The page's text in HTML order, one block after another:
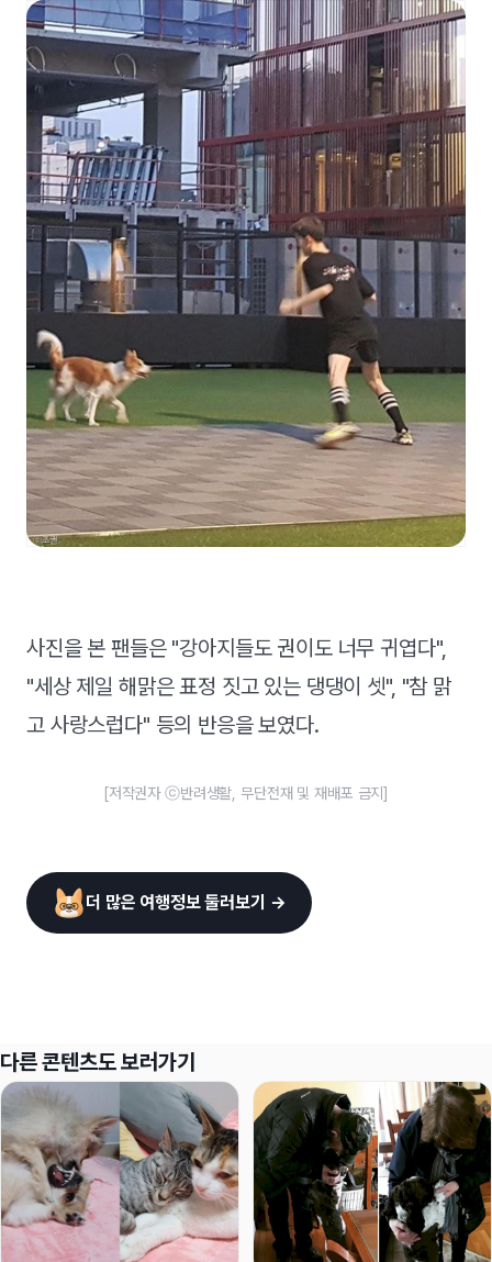
사진을 본 팬들은 "강아지들도 권이도 너무 귀엽다",
"세상 제일 해맑은 표정 짓고 있는 댕댕이 셋", "참 맑
고 사랑스럽다" 등의 반응을 보였다.
[저작권자 ⓒ반려생활, 무단전재 및 재배포 금지]
더 많은 여행정보 둘러보기 →
다른 콘텐츠도 보러가기